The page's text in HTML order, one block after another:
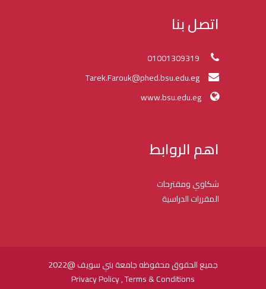
اتصل بنا
www.bsu.edu.eg
اهم الروابط
شكاوي ومقترحات
المقررات الدراسية
جميع الحقوق محفوظه جامعة بني سويف @2022
Privacy Policy , Terms & Conditions